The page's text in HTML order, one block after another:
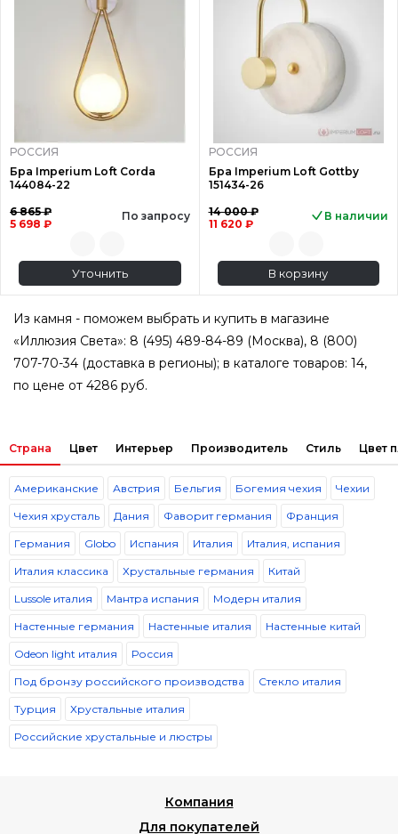
РОССИЯ
Бра Imperium Loft Corda
144084-22
6 865 ₽
5 698 ₽
По запросу
Уточнить
РОССИЯ
Бра Imperium Loft Gottby
151434-26
14 000 ₽
11 620 ₽
В наличии
В корзину
Из камня - поможем выбрать и купить в магазине
«Иллюзия Света»: 8 (495) 489-84-89 (Москва), 8 (800)
707-70-34 (доставка в регионы); в каталоге товаров: 14,
по цене от 4286 руб.
Страна Цвет Интерьер Производитель Стиль Цвет
Американские Австрия Бельгия Богемия чехия Чехии
Чехия хрусталь Дания Фаворит германия Франция
Германия Globo Испания Италия Италия, испания
Италия классика Хрустальные германия Китай
Lussole италия Мантра испания Модерн италия
Настенные германия Настенные италия Настенные китай
Odeon light италия Россия
Под бронзу российского производства Стекло италия
Турция Хрустальные италия
Российские хрустальные и люстры
Компания
Для покупателей